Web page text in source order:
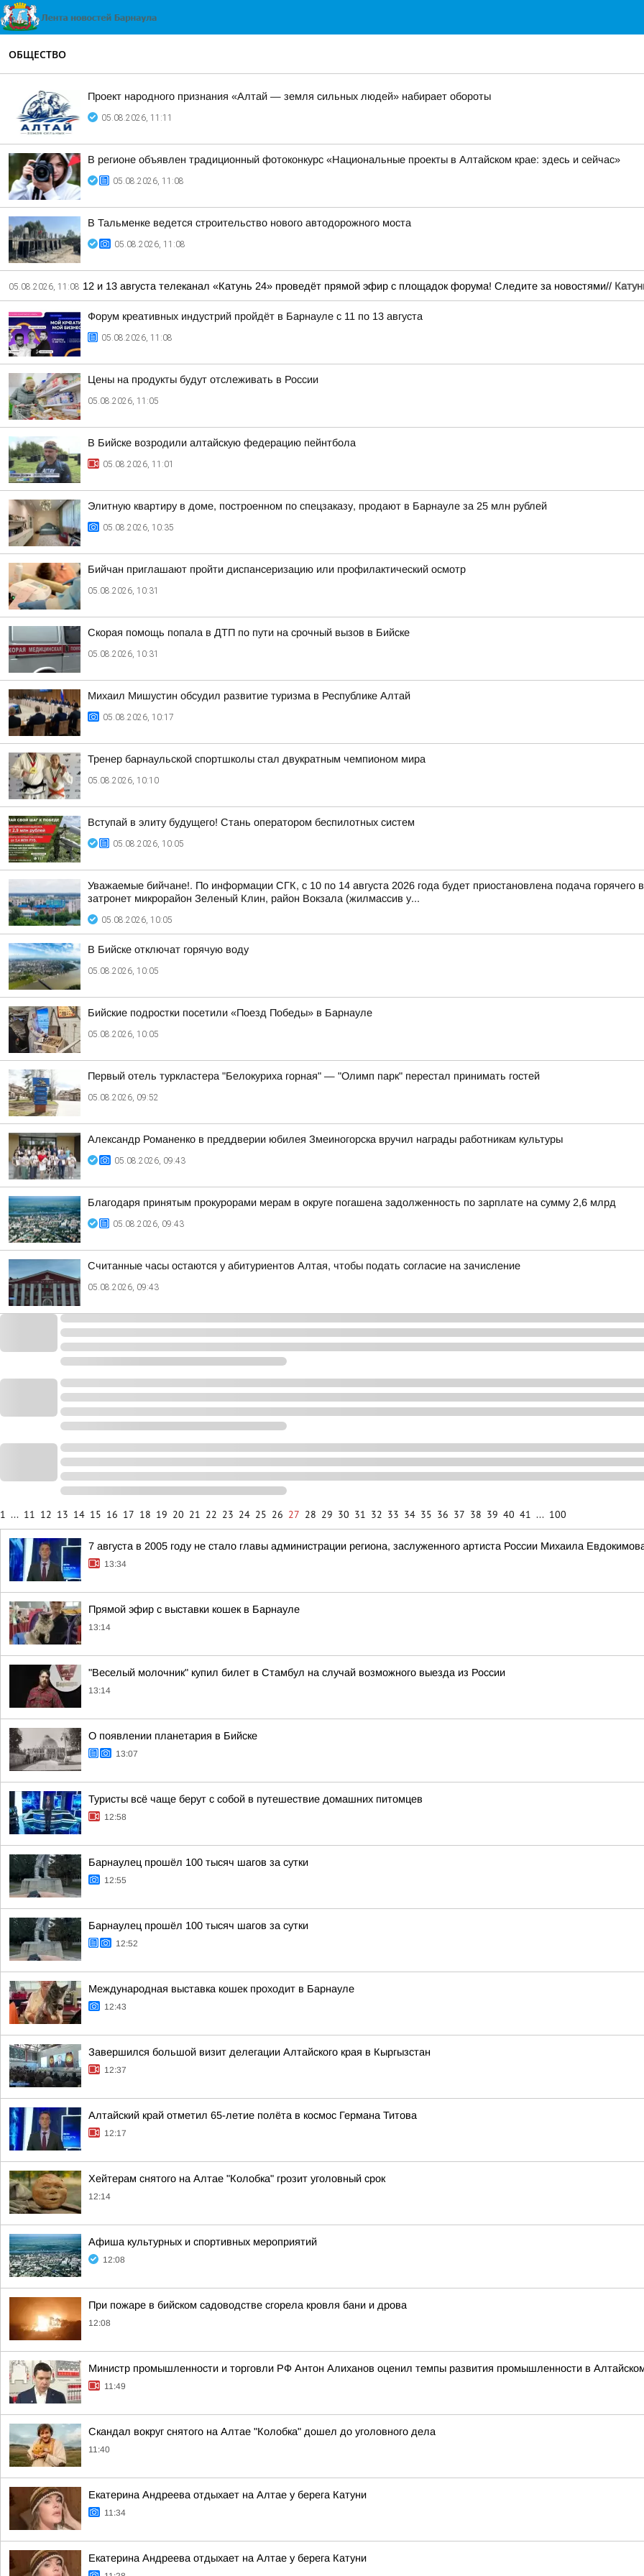
ОБЩЕСТВО
Проект народного признания «Алтай — земля сильных людей» набирает обороты
05.08.2026, 11:11
В регионе объявлен традиционный фотоконкурс «Национальные проекты в Алтайском крае: здесь и сейчас»
05.08.2026, 11:08
В Тальменке ведется строительство нового автодорожного моста
05.08.2026, 11:08
05.08.2026, 11:08 12 и 13 августа телеканал «Катунь 24» проведёт прямой эфир с площадок форума! Следите за новостями//
Форум креативных индустрий пройдёт в Барнауле с 11 по 13 августа
05.08.2026, 11:08
Цены на продукты будут отслеживать в России
05.08.2026, 11:05
В Бийске возродили алтайскую федерацию пейнтбола
05.08.2026, 11:01
Элитную квартиру в доме, построенном по спецзаказу, продают в Барнауле за 25 млн рублей
05.08.2026, 10:35
Бийчан приглашают пройти диспансеризацию или профилактический осмотр
05.08.2026, 10:31
Скорая помощь попала в ДТП по пути на срочный вызов в Бийске
05.08.2026, 10:31
Михаил Мишустин обсудил развитие туризма в Республике Алтай
05.08.2026, 10:17
Тренер барнаульской спортшколы стал двукратным чемпионом мира
05.08.2026, 10:10
Вступай в элиту будущего! Стань оператором беспилотных систем
05.08.2026, 10:05
Уважаемые бийчане!. По информации СГК, с 10 по 14 августа 2026 года будет приостановлена подача
затронет микрорайон Зеленый Клин, район Вокзала (жилмассив у...
05.08.2026, 10:05
В Бийске отключат горячую воду
05.08.2026, 10:05
Бийские подростки посетили «Поезд Победы» в Барнауле
05.08.2026, 10:05
Первый отель туркластера "Белокуриха горная" — "Олимп парк" перестал принимать гостей
05.08.2026, 09:52
Александр Романенко в преддверии юбилея Змеиногорска вручил награды работникам культуры
05.08.2026, 09:43
Благодаря принятым прокурорами мерам в округе погашена задолженность по зарплате на сумму 2,6 млрд
05.08.2026, 09:43
Считанные часы остаются у абитуриентов Алтая, чтобы подать согласие на зачисление
05.08.2026, 09:43
1 ... 11 12 13 14 15 16 17 18 19 20 21 22 23 24 25 26 27 28 29 30 31 32 33 34 35 36 37 38 39 40 41 ... 100
7 августа в 2005 году не стало главы администрации региона, заслуженного артиста России Михаила
13:34
Прямой эфир с выставки кошек в Барнауле
13:14
"Веселый молочник" купил билет в Стамбул на случай возможного выезда из России
13:14
О появлении планетария в Бийске
13:07
Туристы всё чаще берут с собой в путешествие домашних питомцев
12:58
Барнаулец прошёл 100 тысяч шагов за сутки
12:55
Барнаулец прошёл 100 тысяч шагов за сутки
12:52
Международная выставка кошек проходит в Барнауле
12:43
Завершился большой визит делегации Алтайского края в Кыргызстан
12:37
Алтайский край отметил 65-летие полёта в космос Германа Титова
12:17
Хейтерам снятого на Алтае "Колобка" грозит уголовный срок
12:14
Афиша культурных и спортивных мероприятий
12:08
При пожаре в бийском садоводстве сгорела кровля бани и дрова
12:08
Министр промышленности и торговли РФ Антон Алиханов оценил темпы развития промышленности в
11:49
Скандал вокруг снятого на Алтае "Колобка" дошел до уголовного дела
11:40
Екатерина Андреева отдыхает на Алтае у берега Катуни
11:34
Екатерина Андреева отдыхает на Алтае у берега Катуни